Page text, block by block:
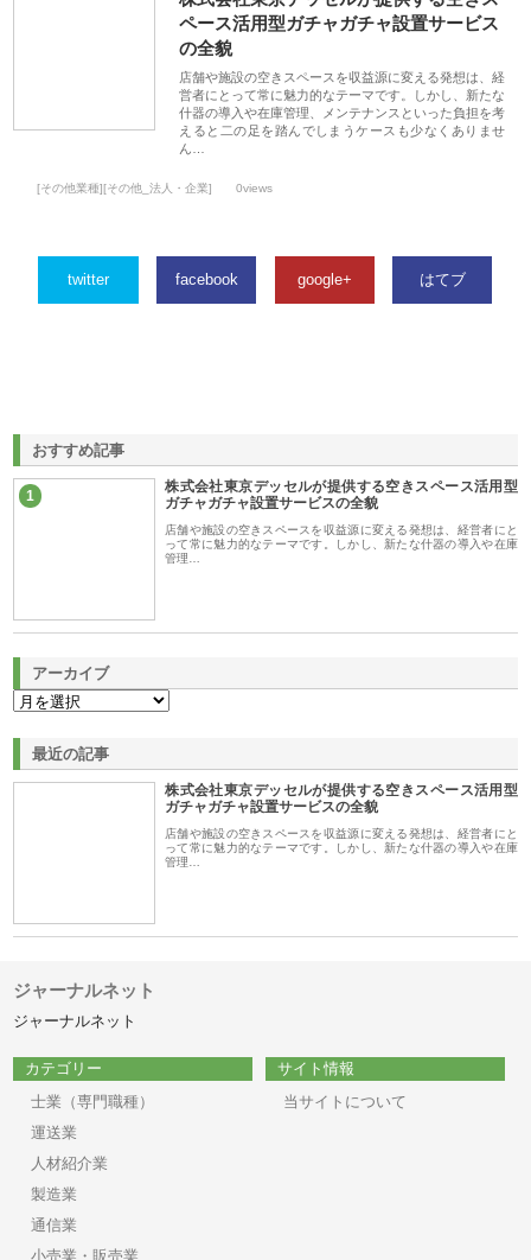
ペース活用型ガチャガチャ設置サービス
の全貌
店舗や施設の空きスペースを収益源に変える発想は、経
営者にとって常に魅力的なテーマです。しかし、新たな
什器の導入や在庫管理、メンテナンスといった負担を考
えると二の足を踏んでしまうケースも少なくありませ
ん…
[その他業種][その他_法人・企業] 0views
twitter facebook google+ はてブ
おすすめ記事
1
株式会社東京デッセルが提供する空きスペース活用型
ガチャガチャ設置サービスの全貌
店舗や施設の空きスペースを収益源に変える発想は、経営者にと
って常に魅力的なテーマです。しかし、新たな什器の導入や在庫
管理…
アーカイブ
最近の記事
株式会社東京デッセルが提供する空きスペース活用型
ガチャガチャ設置サービスの全貌
店舗や施設の空きスペースを収益源に変える発想は、経営者にと
って常に魅力的なテーマです。しかし、新たな什器の導入や在庫
管理…
ジャーナルネット
ジャーナルネット
カテゴリー
士業（専門職種）
運送業
人材紹介業
製造業
通信業
小売業・販売業
サイト情報
当サイトについて